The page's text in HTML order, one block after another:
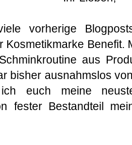
vorherige
Kosmetikmarke Benefit.
aus
bisher ausnahmslos
euch meine
fester Bestandteil